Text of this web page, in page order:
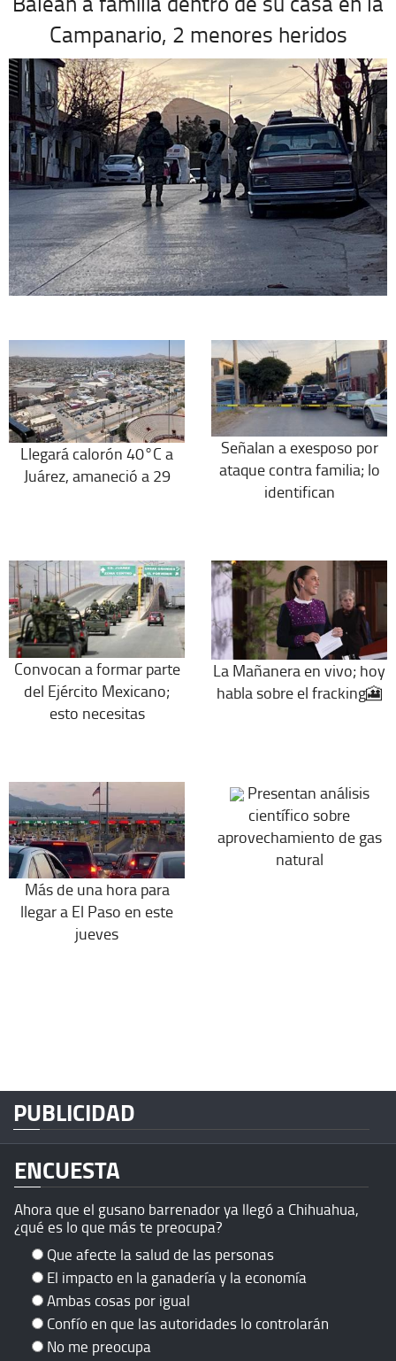
Campanario, 2 menores heridos
Llegará calorón 40°C a
Juárez, amaneció a 29
Señalan a exesposo por
ataque contra familia; lo
identifican
Convocan a formar parte
del Ejército Mexicano;
esto necesitas
La Mañanera en vivo; hoy
habla sobre el fracking🎦
Más de una hora para
llegar a El Paso en este
jueves
Presentan análisis
científico sobre
aprovechamiento de gas
natural
PUBLICIDAD
ENCUESTA
Ahora que el gusano barrenador ya llegó a Chihuahua,
¿qué es lo que más te preocupa?
Que afecte la salud de las personas
El impacto en la ganadería y la economía
Ambas cosas por igual
Confío en que las autoridades lo controlarán
No me preocupa